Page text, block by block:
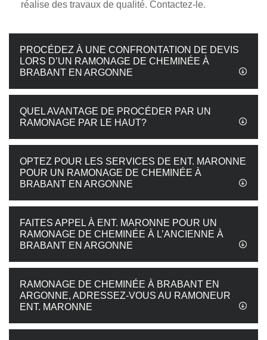
réalise des travaux de qualité. Contactez-le.
PROCÉDEZ À UNE CONFRONTATION DE DEVIS
LORS D’UN RAMONAGE DE CHEMINÉE À
BRABANT EN ARGONNE
QUEL AVANTAGE DE PROCÉDER PAR UN
RAMONAGE PAR LE HAUT?
OPTEZ POUR LES SERVICES DE ENT. MARONNE
POUR UN RAMONAGE DE CHEMINÉE À
BRABANT EN ARGONNE
FAITES APPEL À ENT. MARONNE POUR UN
RAMONAGE DE CHEMINÉE À L’ANCIENNE À
BRABANT EN ARGONNE
RAMONAGE DE CHEMINÉE À BRABANT EN
ARGONNE, ADRESSEZ-VOUS AU RAMONEUR
ENT. MARONNE